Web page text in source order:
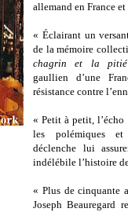
allemand en France et
« Éclairant un
de la mémoire
chagrin et la pitié
gaullien d’une
résistance contre
« Petit à petit,
les polémiques et
déclenche lui
indélébile l’histoire
« Plus de cinquante
Joseph Beauregard